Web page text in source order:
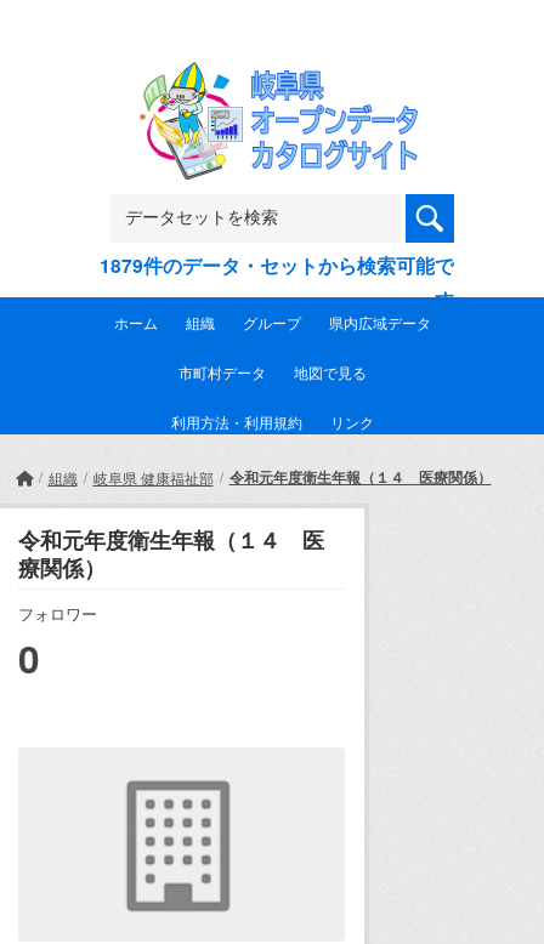
1879件のデータ・セットから検索可能で
す
ホーム 組織 グループ 県内広域データ
市町村データ 地図で見る
利用方法・利用規約 リンク
組織 岐阜県 健康福祉部 令和元年度衛生年報（１４ 医療関係）
令和元年度衛生年報（１４ 医
療関係）
フォロワー
0